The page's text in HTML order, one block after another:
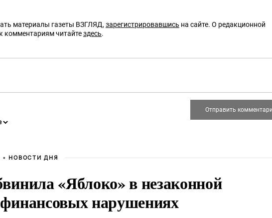
материалы газеты ВЗГЛЯД, зарегистрировавшись на сайте. О редакционной
комментариям читайтездесь.
• НОВОСТИ ДНЯ
«Яблоко» в незаконной
нарушениях